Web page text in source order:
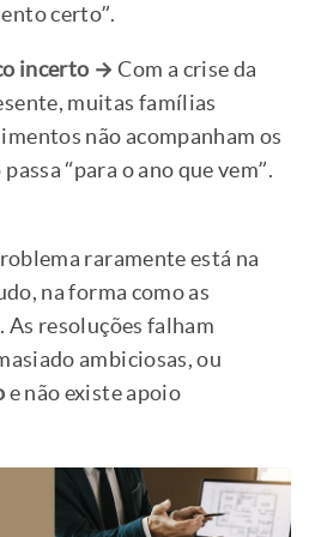
certo”.
incerto →Com a crise da
muitas famílias
não acompanham os
“para o ano que vem”.
raramente está na
na forma como as
As resoluções falham
ambiciosas, ou
e não existe apoio